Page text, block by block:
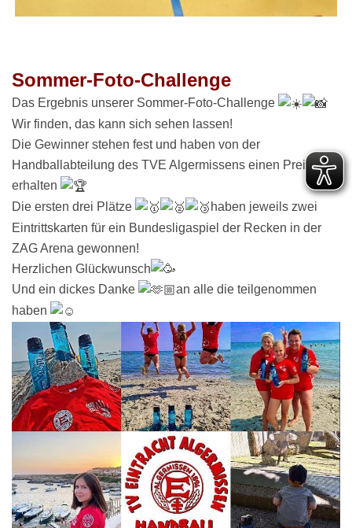
Sommer-Foto-Challenge
Das Ergebnis unserer Sommer-Foto-Challenge
Wir finden, das kann sich sehen lassen!
Die Gewinner stehen fest und haben von der
Handballabteilung des TVE Algermissens einen Preis
erhalten
Die ersten drei Plätze
haben jeweils zwei
Eintrittskarten für ein Bundesligaspiel der Recken in der
ZAG Arena gewonnen!
Herzlichen Glückwunsch
Und ein dickes Danke
an alle die teilgenommen
haben